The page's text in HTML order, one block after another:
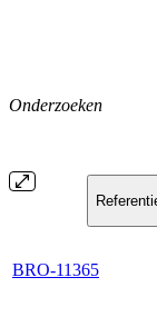
Onderzoeken
BRO-11365